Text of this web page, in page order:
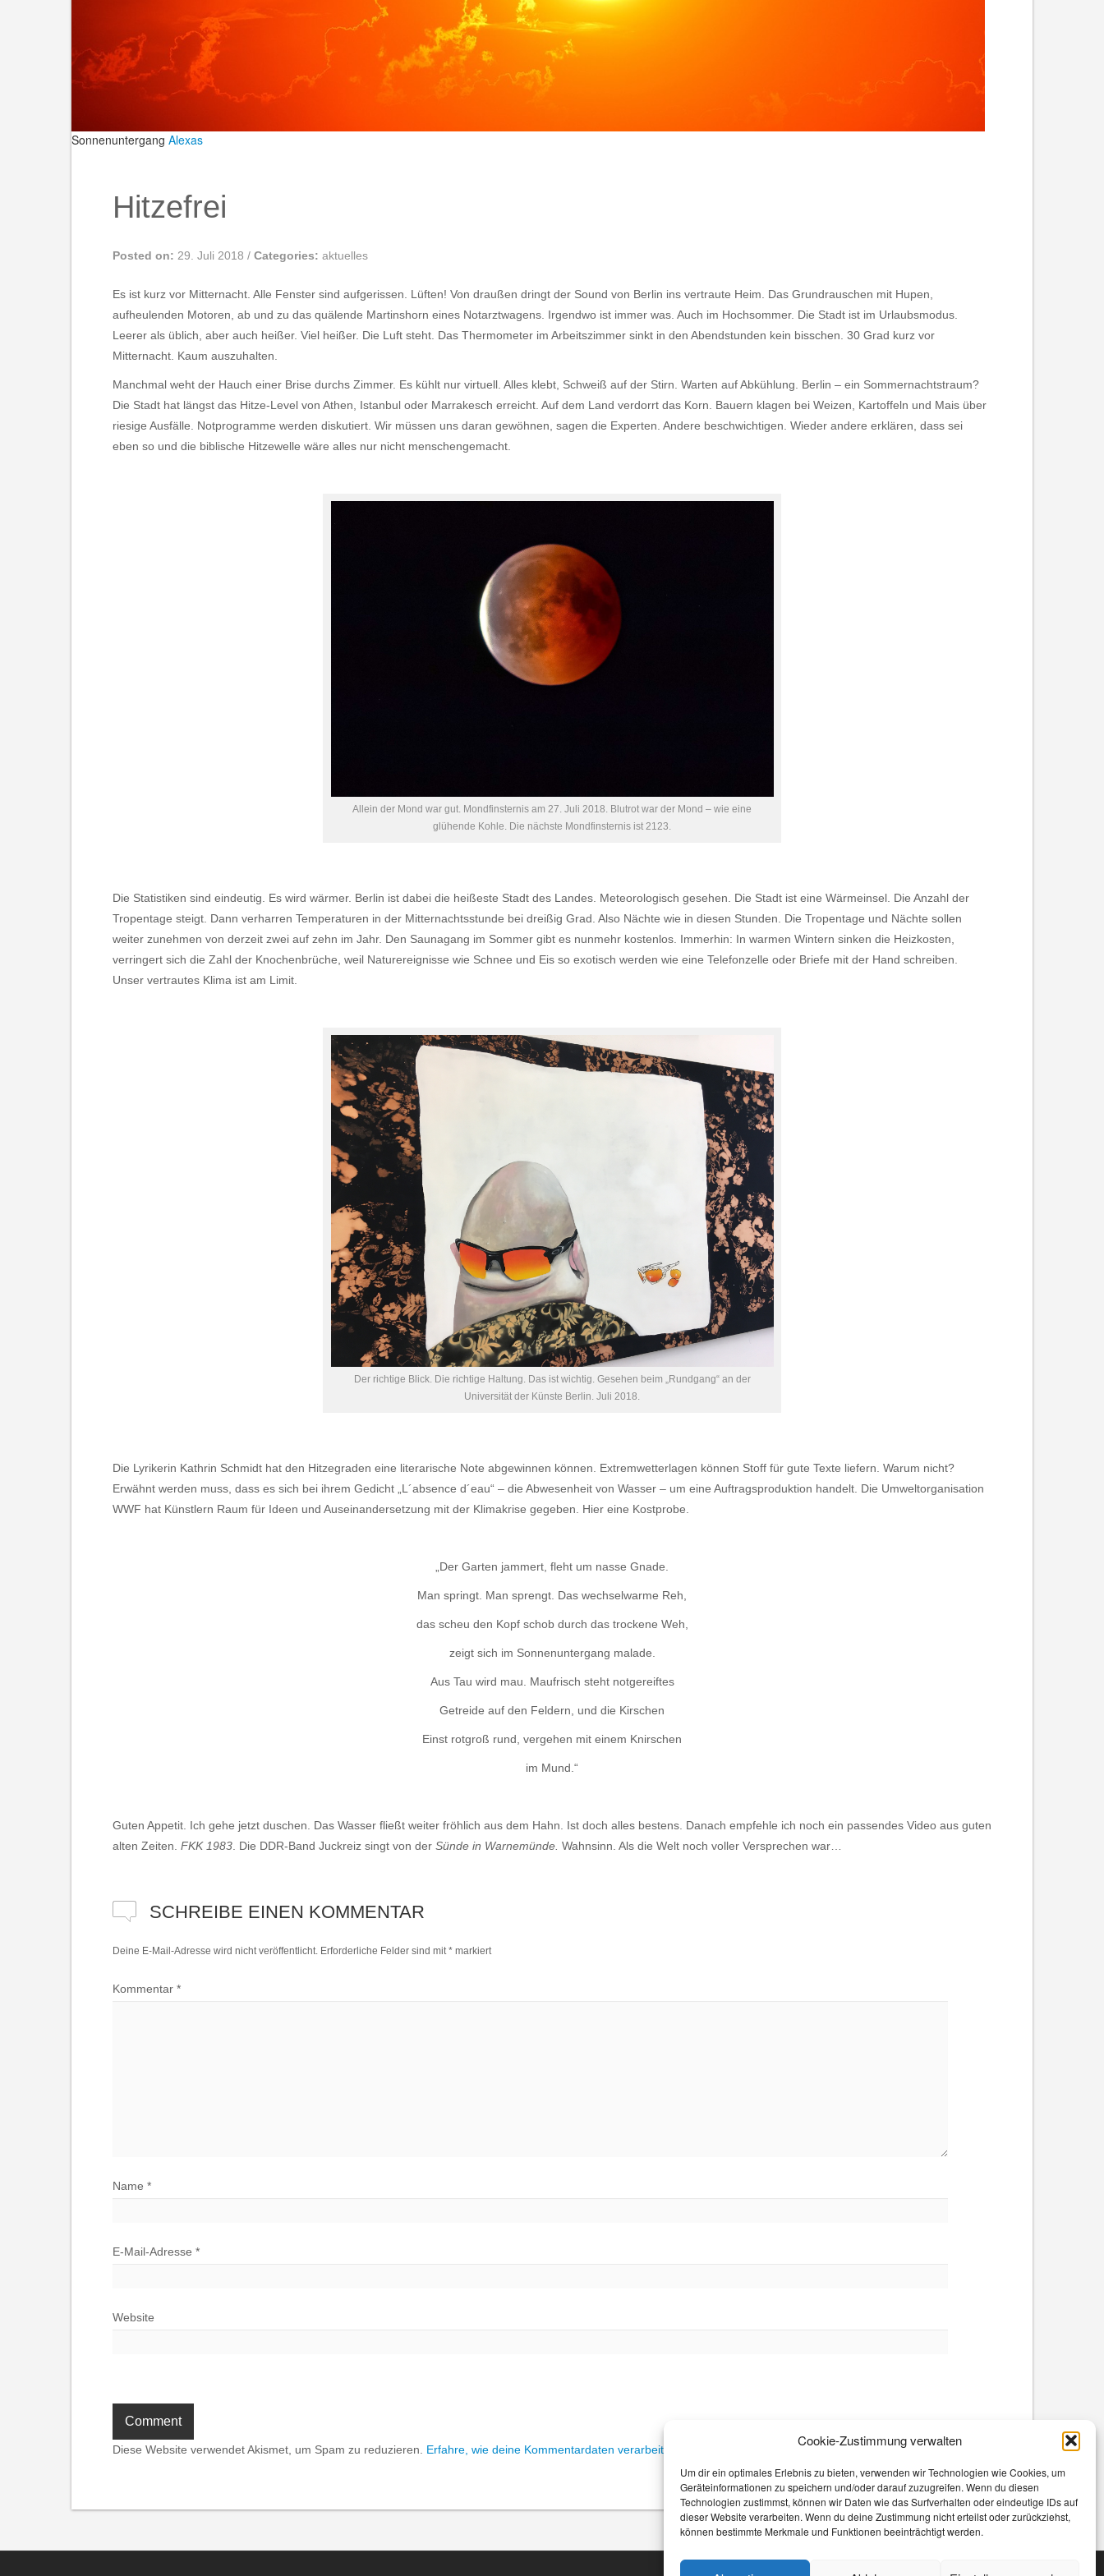
Cookie-Zustimmung verwalten
Um dir ein optimales Erlebnis zu bieten, verwenden wir Technologien wie Cookies, um
Geräteinformationen zu speichern und/oder darauf zuzugreifen. Wenn du diesen
Technologien zustimmst, können wir Daten wie das Surfverhalten oder eindeutige IDs auf
dieser Website verarbeiten. Wenn du deine Zustimmung nicht erteilst oder zurückziehst,
können bestimmte Merkmale und Funktionen beeinträchtigt werden.
Sonnenuntergang Alexas
Hitzefrei
Posted on: 29. Juli 2018 / Categories: aktuelles
Es ist kurz vor Mitternacht. Alle Fenster sind aufgerissen. Lüften! Von draußen dringt der Sound von Berlin ins vertraute Heim. Das Grundrauschen mit Hupen,
aufheulenden Motoren, ab und zu das quälende Martinshorn eines Notarztwagens. Irgendwo ist immer was. Auch im Hochsommer. Die Stadt ist im Urlaubsmodus.
Leerer als üblich, aber auch heißer. Viel heißer. Die Luft steht. Das Thermometer im Arbeitszimmer sinkt in den Abendstunden kein bisschen. 30 Grad kurz vor
Mitternacht. Kaum auszuhalten.
Manchmal weht der Hauch einer Brise durchs Zimmer. Es kühlt nur virtuell. Alles klebt, Schweiß auf der Stirn. Warten auf Abkühlung. Berlin – ein Sommernachtstraum?
Die Stadt hat längst das Hitze-Level von Athen, Istanbul oder Marrakesch erreicht. Auf dem Land verdorrt das Korn. Bauern klagen bei Weizen, Kartoffeln und Mais über
riesige Ausfälle. Notprogramme werden diskutiert. Wir müssen uns daran gewöhnen, sagen die Experten. Andere beschwichtigen. Wieder andere erklären, dass sei
eben so und die biblische Hitzewelle wäre alles nur nicht menschengemacht.
Allein der Mond war gut. Mondfinsternis am 27. Juli 2018. Blutrot war der Mond – wie eine
glühende Kohle. Die nächste Mondfinsternis ist 2123.
Die Statistiken sind eindeutig. Es wird wärmer. Berlin ist dabei die heißeste Stadt des Landes. Meteorologisch gesehen. Die Stadt ist eine Wärmeinsel. Die Anzahl der
Tropentage steigt. Dann verharren Temperaturen in der Mitternachtsstunde bei dreißig Grad. Also Nächte wie in diesen Stunden. Die Tropentage und Nächte sollen
weiter zunehmen von derzeit zwei auf zehn im Jahr. Den Saunagang im Sommer gibt es nunmehr kostenlos. Immerhin: In warmen Wintern sinken die Heizkosten,
verringert sich die Zahl der Knochenbrüche, weil Naturereignisse wie Schnee und Eis so exotisch werden wie eine Telefonzelle oder Briefe mit der Hand schreiben.
Unser vertrautes Klima ist am Limit.
Der richtige Blick. Die richtige Haltung. Das ist wichtig. Gesehen beim „Rundgang“ an der
Universität der Künste Berlin. Juli 2018.
Die Lyrikerin Kathrin Schmidt hat den Hitzegraden eine literarische Note abgewinnen können. Extremwetterlagen können Stoff für gute Texte liefern. Warum nicht?
Erwähnt werden muss, dass es sich bei ihrem Gedicht „L´absence d´eau“ – die Abwesenheit von Wasser – um eine Auftragsproduktion handelt. Die Umweltorganisation
WWF hat Künstlern Raum für Ideen und Auseinandersetzung mit der Klimakrise gegeben. Hier eine Kostprobe.
„Der Garten jammert, fleht um nasse Gnade.
Man springt. Man sprengt. Das wechselwarme Reh,
das scheu den Kopf schob durch das trockene Weh,
zeigt sich im Sonnenuntergang malade.
Aus Tau wird mau. Maufrisch steht notgereiftes
Getreide auf den Feldern, und die Kirschen
Einst rotgroß rund, vergehen mit einem Knirschen
im Mund.“
Guten Appetit. Ich gehe jetzt duschen. Das Wasser fließt weiter fröhlich aus dem Hahn. Ist doch alles bestens. Danach empfehle ich noch ein passendes Video aus guten
alten Zeiten. FKK 1983 . Die DDR-Band Juckreiz singt von der Sünde in Warnemünde. Wahnsinn. Als die Welt noch voller Versprechen war…
SCHREIBE EINEN KOMMENTAR
Deine E-Mail-Adresse wird nicht veröffentlicht. Erforderliche Felder sind mit * markiert
Kommentar *
Name *
E-Mail-Adresse *
Website
Diese Website verwendet Akismet, um Spam zu reduzieren. Erfahre, wie deine Kommentardaten verarbeitet werden.